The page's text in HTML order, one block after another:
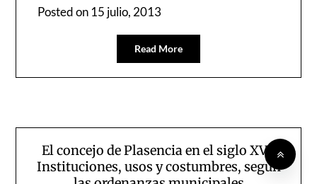
Posted on15 julio, 2013
Read More
El concejo de Plasencia en el siglo XVI:
Instituciones, usos y costumbres, según